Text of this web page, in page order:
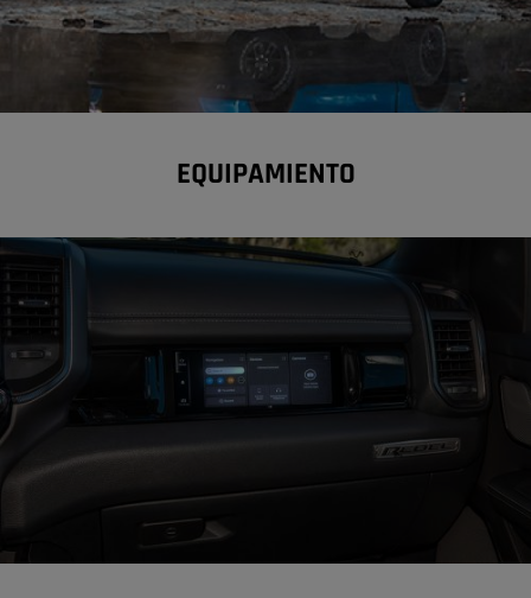
EQUIPAMIENTO